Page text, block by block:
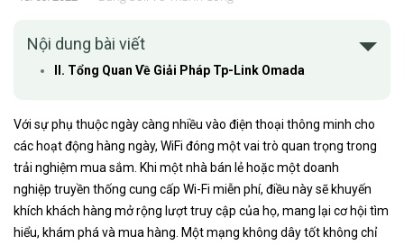
Nội dung bài viết
II. Tổng Quan Về Giải Pháp Tp-Link Omada
Với sự phụ thuộc ngày càng nhiều vào điện thoại thông minh cho
các hoạt động hàng ngày, WiFi đóng một vai trò quan trọng trong
trải nghiệm mua sắm. Khi một nhà bán lẻ hoặc một doanh
nghiệp truyền thống cung cấp Wi-Fi miễn phí, điều này sẽ khuyến
khích khách hàng mở rộng lượt truy cập của họ, mang lại cơ hội tìm
hiểu, khám phá và mua hàng. Một mạng không dây tốt không chỉ